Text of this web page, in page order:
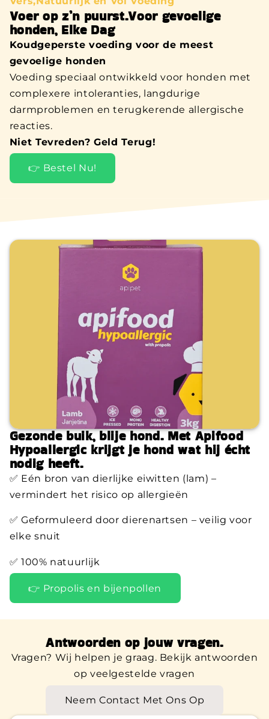
Voer op z’n puurst.Voor gevoelige
honden, Elke Dag
Koudgeperste voeding voor de meest
gevoelige honden
Voeding speciaal ontwikkeld voor honden met
complexere intoleranties, langdurige
darmproblemen en terugkerende allergische
reacties.
Niet Tevreden? Geld Terug!
👉 Bestel Nu!
Gezonde buik, blije hond. Met Apifood
Hypoallergic krijgt je hond wat hij écht
nodig heeft.
✅ Eén bron van dierlijke eiwitten (lam) –
vermindert het risico op allergieën
✅ Geformuleerd door dierenartsen – veilig voor
elke snuit
✅ 100% natuurlijk
👉 Propolis en bijenpollen
Antwoorden op jouw vragen.
Vragen? Wij helpen je graag. Bekijk antwoorden
op veelgestelde vragen
Neem Contact Met Ons Op